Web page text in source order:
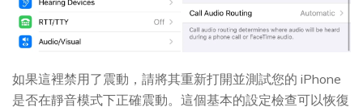
如果這裡禁用了震動，請將其重新打開並測試您的 iPhone
是否在靜音模式下正確震動。這個基本的設定檢查可以恢復